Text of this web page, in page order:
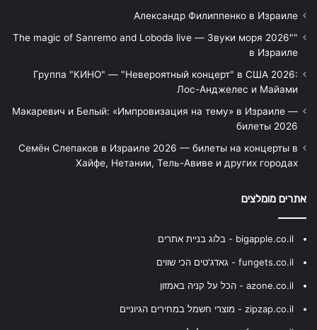
Александр Филиппенко в Израиле
"The magic of Sanremo and Loboda live — Звуки моря 2026"
в Израиле
Группа "КИНО" — "Невероятный концерт" в США 2026:
Лос-Анджелес и Майами
Макаревич и Белый: «Импровизация на тему» в Израиле —
билеты 2026
Семён Слепаков в Израиле 2026 — билеты на концерты в
Хайфе, Нетании, Тель-Авиве и других городах
אתרים מומלצים
bigapple.co.il - בלוג בניית אתרים
fungets.co.il - גאדג'טים הכי שווים
azone.co.il - הכל על קניה באמזון
zipzap.co.il - מוצרי חשמל במחירים הגיוניים